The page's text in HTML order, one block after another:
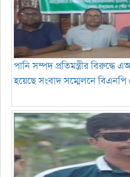
পানি সম্পদ প্রতিমন্ত্রীর
হয়েছে সংবাদ সম্মেলনে